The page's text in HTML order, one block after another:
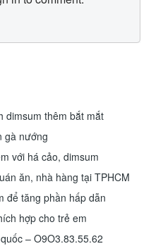
dimsum thêm bắt mắt
gà nướng
với há cảo, dimsum
ăn, nhà hàng tại TPHCM
để tăng phần hấp dẫn
hợp cho trẻ em
– O9O3.83.55.62